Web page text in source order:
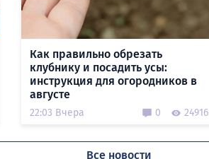
Как правильно обрезать
клубнику и посадить усы:
инструкция для огородников в
августе
22:03 Вчера 0 24916
Все новости